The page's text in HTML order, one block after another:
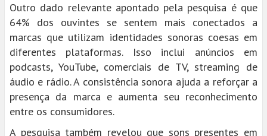
Outro dado relevante apontado pela pesquisa é que
64% dos ouvintes se sentem mais conectados a
marcas que utilizam identidades sonoras coesas em
diferentes plataformas. Isso inclui anúncios em
podcasts, YouTube, comerciais de TV, streaming de
áudio e rádio. A consistência sonora ajuda a reforçar a
presença da marca e aumenta seu reconhecimento
entre os consumidores.
A pesquisa também revelou que sons presentes em